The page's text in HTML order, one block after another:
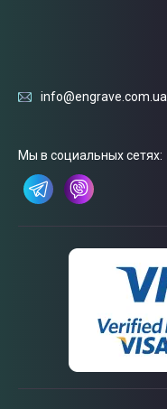
info@engrave.com.ua
Мы в социальных сетях: